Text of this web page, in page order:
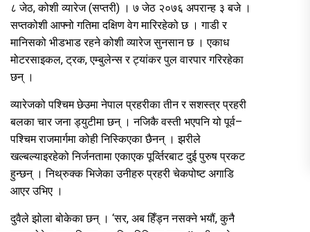
८ जेठ, कोशी व्यारेज (सप्तरी) । ७ जेठ २०७६ अपरान्ह ३ बजे ।
सप्तकोशी आफ्नो गतिमा दक्षिण वेग मारिरहेको छ । गाडी र
मानिसको भीडभाड रहने कोशी व्यारेज सुनसान छ । एकाध
मोटरसाइकल, ट्रक, एम्बुलेन्स र ट्यांकर पुल वारपार गरिरहेका
छन् ।
व्यारेजको पश्चिम छेउमा नेपाल प्रहरीका तीन र सशस्त्र प्रहरी
बलका चार जना ड्युटीमा छन् । नजिकै वस्ती भएपनि यो पूर्व–
पश्चिम राजमार्गमा कोही निस्किएका छैनन् । झरीले
खल्बल्याइरहेको निर्जनतामा एकाएक पूर्व्तिरबाट दुई पुरुष प्रकट
हुन्छन् । निथ्रुक्क भिजेका उनीहरु प्रहरी चेकपोष्ट अगाडि
आएर उभिए ।
दुवैले झोला बोकेका छन् । ‘सर, अब हिँड्न नसक्ने भयौं, कुनै